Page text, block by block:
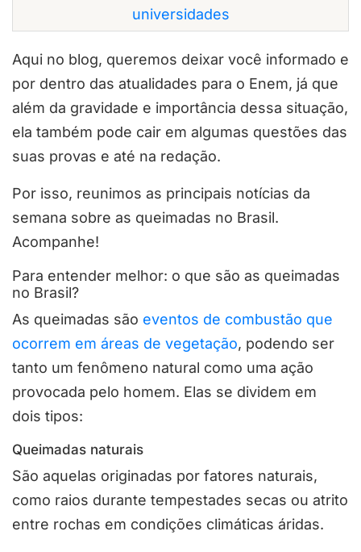
universidades
Aqui no blog, queremos deixar você informado e
por dentro das atualidades para o Enem, já que
além da gravidade e importância dessa situação,
ela também pode cair em algumas questões das
suas provas e até na redação.
Por isso, reunimos as principais notícias da
semana sobre as queimadas no Brasil.
Acompanhe!
Para entender melhor: o que são as queimadas
no Brasil?
As queimadas são eventos de combustão que
ocorrem em áreas de vegetação, podendo ser
tanto um fenômeno natural como uma ação
provocada pelo homem. Elas se dividem em
dois tipos:
Queimadas naturais
São aquelas originadas por fatores naturais,
como raios durante tempestades secas ou atrito
entre rochas em condições climáticas áridas.